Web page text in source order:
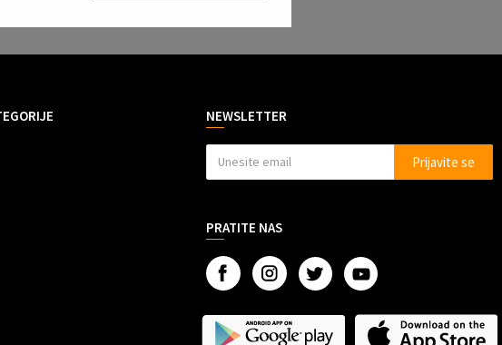
NEWSLETTER
Prijavite se
PRATITE NAS